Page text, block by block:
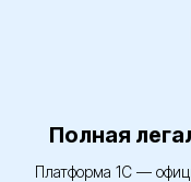
Полная
Платформа 1С —